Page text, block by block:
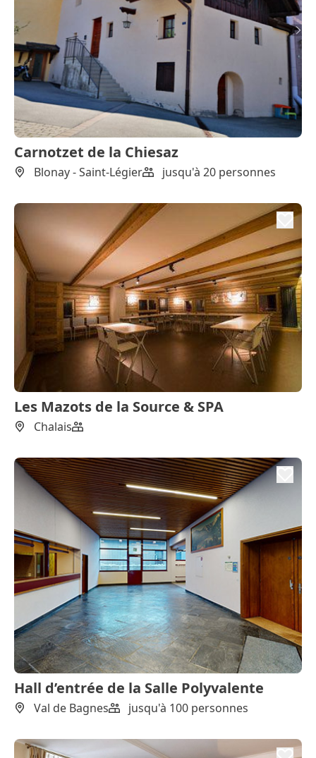
Carnotzet de la Chiesaz
Blonay - Saint-Légier jusqu'à 20 personnes
Les Mazots de la Source & SPA
Chalais
Hall d’entrée de la Salle Polyvalente
Val de Bagnes jusqu'à 100 personnes